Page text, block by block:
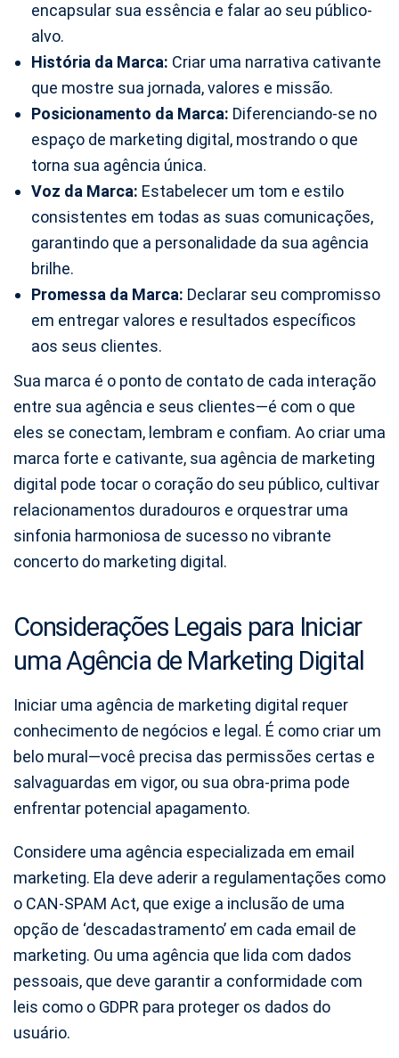
encapsular sua essência e falar ao seu público-
alvo.
História da Marca: Criar uma narrativa cativante
que mostre sua jornada, valores e missão.
Posicionamento da Marca: Diferenciando-se no
espaço de marketing digital, mostrando o que
torna sua agência única.
Voz da Marca: Estabelecer um tom e estilo
consistentes em todas as suas comunicações,
garantindo que a personalidade da sua agência
brilhe.
Promessa da Marca: Declarar seu compromisso
em entregar valores e resultados específicos
aos seus clientes.
Sua marca é o ponto de contato de cada interação
entre sua agência e seus clientes—é com o que
eles se conectam, lembram e confiam. Ao criar uma
marca forte e cativante, sua agência de marketing
digital pode tocar o coração do seu público, cultivar
relacionamentos duradouros e orquestrar uma
sinfonia harmoniosa de sucesso no vibrante
concerto do marketing digital.
Considerações Legais para Iniciar
uma Agência de Marketing Digital
Iniciar uma agência de marketing digital requer
conhecimento de negócios e legal. É como criar um
belo mural—você precisa das permissões certas e
salvaguardas em vigor, ou sua obra-prima pode
enfrentar potencial apagamento.
Considere uma agência especializada em email
marketing. Ela deve aderir a regulamentações como
o CAN-SPAM Act, que exige a inclusão de uma
opção de ‘descadastramento’ em cada email de
marketing. Ou uma agência que lida com dados
pessoais, que deve garantir a conformidade com
leis como o GDPR para proteger os dados do
usuário.